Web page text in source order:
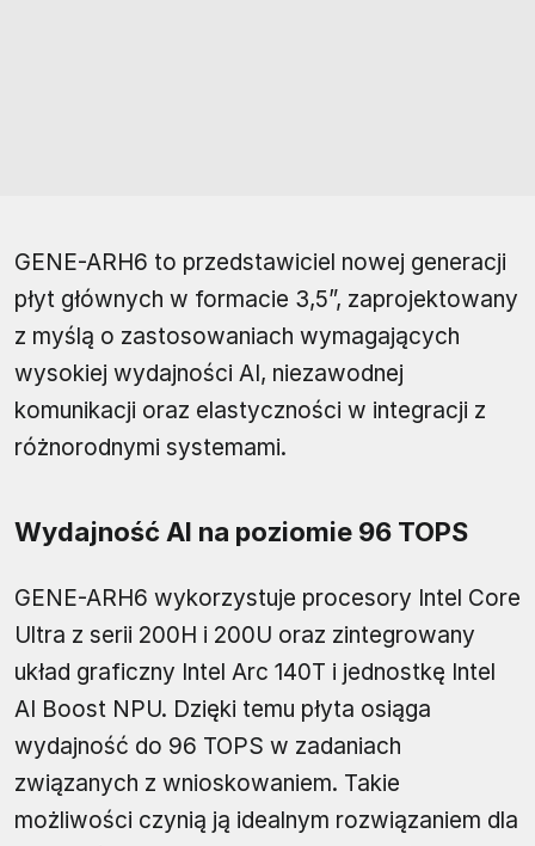
GENE-ARH6 to przedstawiciel nowej generacji
płyt głównych w formacie 3,5”, zaprojektowany
z myślą o zastosowaniach wymagających
wysokiej wydajności AI, niezawodnej
komunikacji oraz elastyczności w integracji z
różnorodnymi systemami.
Wydajność AI na poziomie 96 TOPS
GENE-ARH6 wykorzystuje procesory Intel Core
Ultra z serii 200H i 200U oraz zintegrowany
układ graficzny Intel Arc 140T i jednostkę Intel
AI Boost NPU. Dzięki temu płyta osiąga
wydajność do 96 TOPS w zadaniach
związanych z wnioskowaniem. Takie
możliwości czynią ją idealnym rozwiązaniem dla